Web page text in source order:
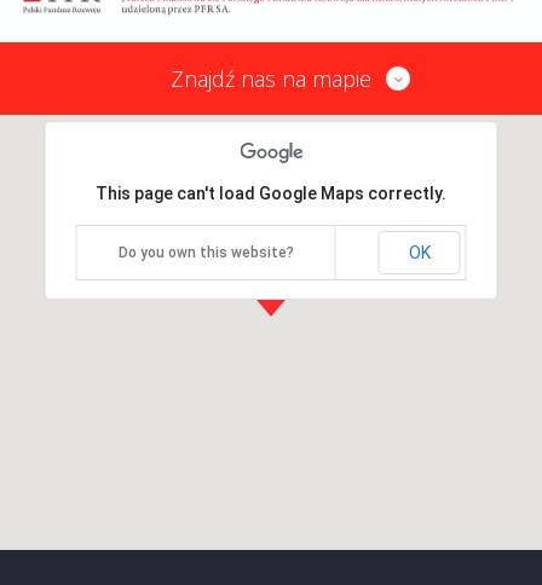
Znajdź nas na mapie
This page can't load Google Maps correctly.
Do you own this website? OK